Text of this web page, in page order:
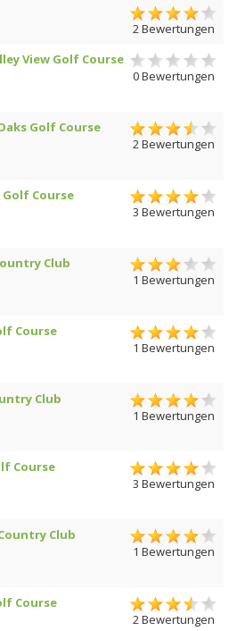
2 Bewertungen
View Golf Course
0 Bewertungen
Golf Course
2 Bewertungen
Course
3 Bewertungen
Club
1 Bewertungen
Course
1 Bewertungen
Club
1 Bewertungen
Course
3 Bewertungen
Club
1 Bewertungen
Course
2 Bewertungen